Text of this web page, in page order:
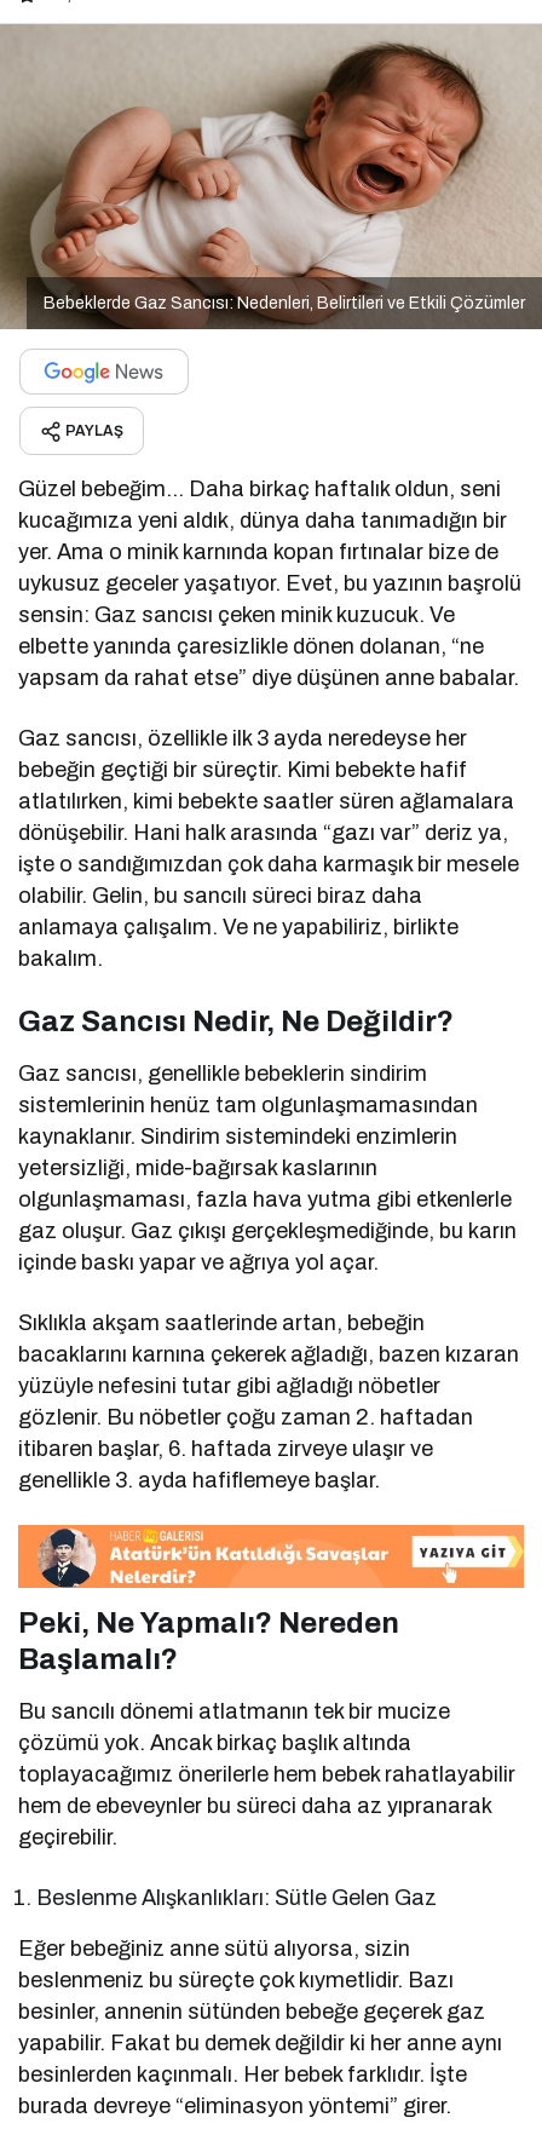
Bebeklerde Gaz Sancısı: Nedenleri, Belirtileri ve Etkili Çözümler
PAYLAŞ
Güzel bebeğim… Daha birkaç haftalık oldun, seni
kucağımıza yeni aldık, dünya daha tanımadığın bir
yer. Ama o minik karnında kopan fırtınalar bize de
uykusuz geceler yaşatıyor. Evet, bu yazının başrolü
sensin: Gaz sancısı çeken minik kuzucuk. Ve
elbette yanında çaresizlikle dönen dolanan, “ne
yapsam da rahat etse” diye düşünen anne babalar.
Gaz sancısı, özellikle ilk 3 ayda neredeyse her
bebeğin geçtiği bir süreçtir. Kimi bebekte hafif
atlatılırken, kimi bebekte saatler süren ağlamalara
dönüşebilir. Hani halk arasında “gazı var” deriz ya,
işte o sandığımızdan çok daha karmaşık bir mesele
olabilir. Gelin, bu sancılı süreci biraz daha
anlamaya çalışalım. Ve ne yapabiliriz, birlikte
bakalım.
Gaz Sancısı Nedir, Ne Değildir?
Gaz sancısı, genellikle bebeklerin sindirim
sistemlerinin henüz tam olgunlaşmamasından
kaynaklanır. Sindirim sistemindeki enzimlerin
yetersizliği, mide-bağırsak kaslarının
olgunlaşmaması, fazla hava yutma gibi etkenlerle
gaz oluşur. Gaz çıkışı gerçekleşmediğinde, bu karın
içinde baskı yapar ve ağrıya yol açar.
Sıklıkla akşam saatlerinde artan, bebeğin
bacaklarını karnına çekerek ağladığı, bazen kızaran
yüzüyle nefesini tutar gibi ağladığı nöbetler
gözlenir. Bu nöbetler çoğu zaman 2. haftadan
itibaren başlar, 6. haftada zirveye ulaşır ve
genellikle 3. ayda hafiflemeye başlar.
Peki, Ne Yapmalı? Nereden
Başlamalı?
Bu sancılı dönemi atlatmanın tek bir mucize
çözümü yok. Ancak birkaç başlık altında
toplayacağımız önerilerle hem bebek rahatlayabilir
hem de ebeveynler bu süreci daha az yıpranarak
geçirebilir.
Beslenme Alışkanlıkları: Sütle Gelen Gaz
Eğer bebeğiniz anne sütü alıyorsa, sizin
beslenmeniz bu süreçte çok kıymetlidir. Bazı
besinler, annenin sütünden bebeğe geçerek gaz
yapabilir. Fakat bu demek değildir ki her anne aynı
besinlerden kaçınmalı. Her bebek farklıdır. İşte
burada devreye “eliminasyon yöntemi” girer.